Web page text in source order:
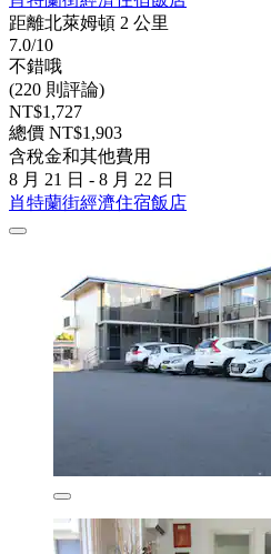
距離北萊姆頓 2 公里
7.0/10
不錯哦
(220 則評論)
NT$1,727
總價 NT$1,903
含稅金和其他費用
8 月 21 日 - 8 月 22 日
肖特蘭街經濟住宿飯店